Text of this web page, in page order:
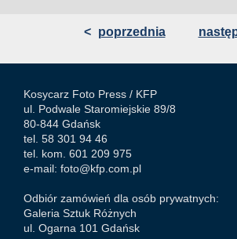
< poprzednia
Kosycarz Foto Press / KFP
ul. Podwale Staromiejskie 89/8
80-844 Gdańsk
tel. 58 301 94 46
tel. kom. 601 209 975
e-mail: foto@kfp.com.pl
Odbiór zamówień dla osób prywatnych:
Galeria Sztuk Różnych
ul. Ogarna 101 Gdańsk